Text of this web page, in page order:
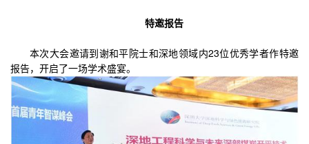
特邀报告
本次大会邀请到谢和平院士和深地领域内23位优秀学者作特邀
报告，开启了一场学术盛宴。